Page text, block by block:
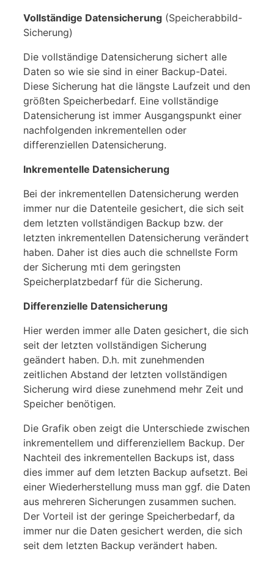
Vollständige Datensicherung (Speicherabbild-
Sicherung)
Die vollständige Datensicherung sichert alle
Daten so wie sie sind in einer Backup-Datei.
Diese Sicherung hat die längste Laufzeit und den
größten Speicherbedarf. Eine vollständige
Datensicherung ist immer Ausgangspunkt einer
nachfolgenden inkrementellen oder
differenziellen Datensicherung.
Inkrementelle Datensicherung
Bei der inkrementellen Datensicherung werden
immer nur die Datenteile gesichert, die sich seit
dem letzten vollständigen Backup bzw. der
letzten inkrementellen Datensicherung verändert
haben. Daher ist dies auch die schnellste Form
der Sicherung mti dem geringsten
Speicherplatzbedarf für die Sicherung.
Differenzielle Datensicherung
Hier werden immer alle Daten gesichert, die sich
seit der letzten vollständigen Sicherung
geändert haben. D.h. mit zunehmenden
zeitlichen Abstand der letzten vollständigen
Sicherung wird diese zunehmend mehr Zeit und
Speicher benötigen.
Die Grafik oben zeigt die Unterschiede zwischen
inkrementellem und differenziellem Backup. Der
Nachteil des inkrementellen Backups ist, dass
dies immer auf dem letzten Backup aufsetzt. Bei
einer Wiederherstellung muss man ggf. die Daten
aus mehreren Sicherungen zusammen suchen.
Der Vorteil ist der geringe Speicherbedarf, da
immer nur die Daten gesichert werden, die sich
seit dem letzten Backup verändert haben.